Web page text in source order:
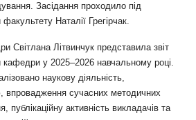
Засідання проходило під
Наталії Грегірчак.
Світлана Літвинчук представила звіт
кафедри у 2025–2026 навчальному році.
наукову діяльність,
впровадження сучасних методичних
публікаційну активність викладачів та